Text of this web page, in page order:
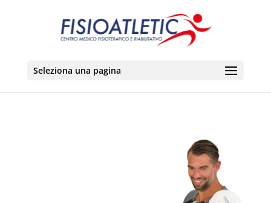
Seleziona una pagina